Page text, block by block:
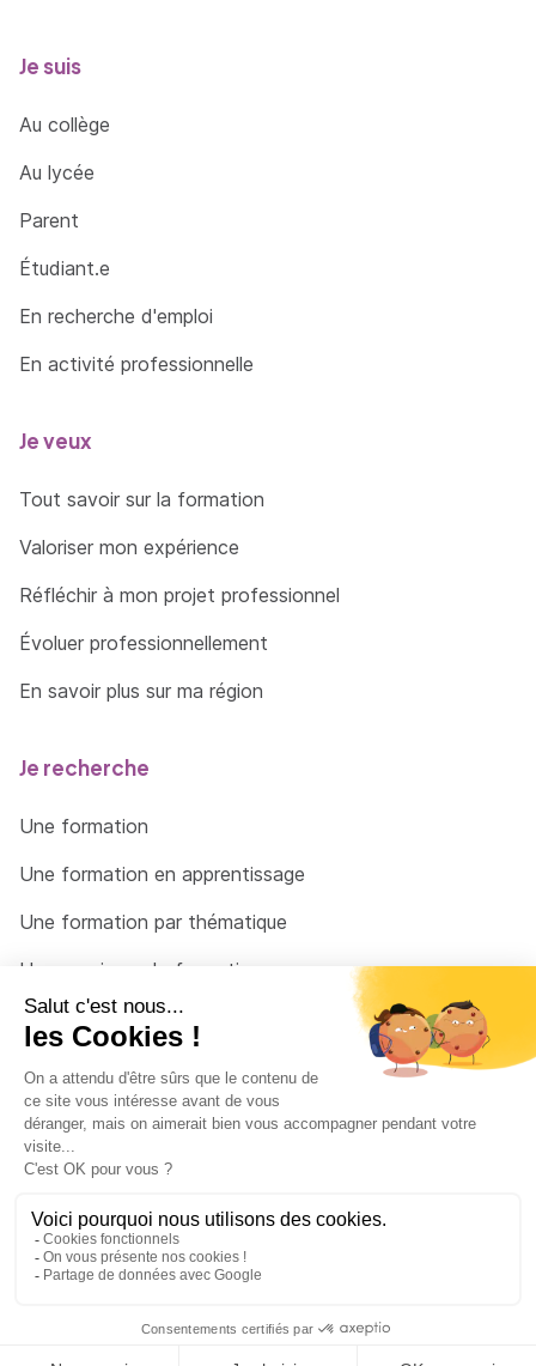
Je suis
Au collège
Au lycée
Parent
Étudiant.e
En recherche d'emploi
En activité professionnelle
Je veux
Tout savoir sur la formation
Valoriser mon expérience
Réfléchir à mon projet professionnel
Évoluer professionnellement
En savoir plus sur ma région
Je recherche
Une formation
Une formation en apprentissage
Une formation par thématique
Un organisme de formation
Un conseiller
Une solution pour raccrocher
© 2026 - Côté Formations - par Via Compétences
Menu Pied de page
Mentions Légales
Politique de confidentialité